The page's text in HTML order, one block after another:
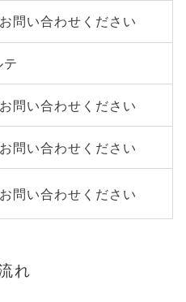
問い合わせください
テ
問い合わせください
問い合わせください
問い合わせください
れ